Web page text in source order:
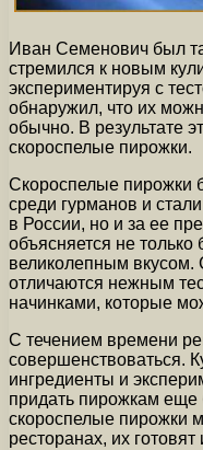
Иван Семенович был
стремился к новым
экспериментируя с
обнаружил, что их
обычно. В результате
скороспелые пирожки.
Скороспелые пирожки
среди гурманов и
в России, но и за ее
объясняется не
великолепным вкусом.
отличаются нежным
начинками, которые
С течением времени
совершенствоваться.
ингредиенты и
придать пирожкам еще
скороспелые пирожки
ресторанах, их готовят